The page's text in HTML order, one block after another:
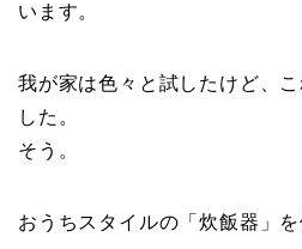
います。
我が家は色々と試したけど、
した。
そう。
おうちスタイルの「炊飯器」を